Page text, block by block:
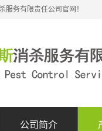
服务有限责任公司官网！
公司简介